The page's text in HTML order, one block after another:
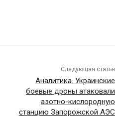
Следующая статья
Аналитика. Украинские
боевые дроны атаковали
азотно-кислородную
станцию Запорожской АЭС